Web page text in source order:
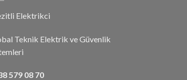
Elektrikci
Teknik Elektrik ve Güvenlik
579 08 70